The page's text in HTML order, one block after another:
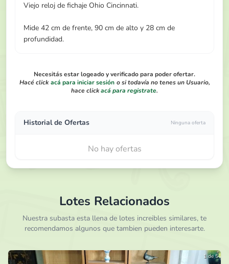
Viejo reloj de fichaje Ohio Cincinnati.
Mide 42 cm de frente, 90 cm de alto y 28 cm de
profundidad.
Necesitás estar logeado y verificado para poder ofertar.
Hacé click acá para iniciar sesión o si todavía no tenes un Usuario,
hace clickacá para registrate.
Historial de Ofertas Ninguna oferta
No hay ofertas
Lotes Relacionados
Nuestra subasta esta llena de lotes increibles similares, te
recomendamos algunos que tambien pueden interesarte.
1 de 5